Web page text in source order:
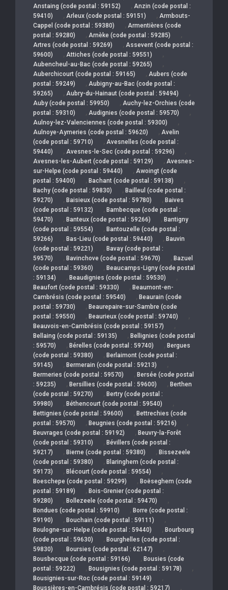
Anstaing (code postal : 59152) , Anzin (code postal :
59410)
, Arleux (code postal : 59151) , Armbouts-
Cappel (code postal : 59380)
, Armentières (code
postal : 59280)
, Arnèke (code postal : 59285) ,
Artres (code postal : 59269) , Assevent (code postal :
59600)
, Attiches (code postal : 59551) ,
Aubencheul-au-Bac (code postal : 59265) ,
Auberchicourt (code postal : 59165) , Aubers (code
postal : 59249)
, Aubigny-au-Bac (code postal :
59265)
, Aubry-du-Hainaut (code postal : 59494) ,
Auby (code postal : 59950) , Auchy-lez-Orchies (code
postal : 59310)
, Audignies (code postal : 59570) ,
Aulnoy-lez-Valenciennes (code postal : 59300) ,
Aulnoye-Aymeries (code postal : 59620) , Avelin
(code postal : 59710)
, Avesnelles (code postal :
59440)
, Avesnes-le-Sec (code postal : 59296) ,
Avesnes-les-Aubert (code postal : 59129) , Avesnes-
sur-Helpe (code postal : 59440)
, Awoingt (code
postal : 59400)
, Bachant (code postal : 59138) ,
Bachy (code postal : 59830) , Bailleul (code postal :
59270)
, Baisieux (code postal : 59780) , Baives
(code postal : 59132)
, Bambecque (code postal :
59470)
, Banteux (code postal : 59266) , Bantigny
(code postal : 59554)
, Bantouzelle (code postal :
59266)
, Bas-Lieu (code postal : 59440) , Bauvin
(code postal : 59221)
, Bavay (code postal :
59570)
, Bavinchove (code postal : 59670) , Bazuel
(code postal : 59360)
, Beaucamps-Ligny (code postal
: 59134)
, Beaudignies (code postal : 59530) ,
Beaufort (code postal : 59330) , Beaumont-en-
Cambrésis (code postal : 59540)
, Beaurain (code
postal : 59730)
, Beaurepaire-sur-Sambre (code
postal : 59550)
, Beaurieux (code postal : 59740) ,
Beauvois-en-Cambrésis (code postal : 59157) ,
Bellaing (code postal : 59135) , Bellignies (code postal
: 59570)
, Bérelles (code postal : 59740) , Bergues
(code postal : 59380)
, Berlaimont (code postal :
59145)
, Bermerain (code postal : 59213) ,
Bermeries (code postal : 59570) , Bersée (code postal
: 59235)
, Bersillies (code postal : 59600) , Berthen
(code postal : 59270)
, Bertry (code postal :
59980)
, Béthencourt (code postal : 59540) ,
Bettignies (code postal : 59600) , Bettrechies (code
postal : 59570)
, Beugnies (code postal : 59216) ,
Beuvrages (code postal : 59192) , Beuvry-la-Forêt
(code postal : 59310)
, Bévillers (code postal :
59217)
, Bierne (code postal : 59380) , Bissezeele
(code postal : 59380)
, Blaringhem (code postal :
59173)
, Blécourt (code postal : 59554) ,
Boeschepe (code postal : 59299) , Boëseghem (code
postal : 59189)
, Bois-Grenier (code postal :
59280)
, Bollezeele (code postal : 59470) ,
Bondues (code postal : 59910) , Borre (code postal :
59190)
, Bouchain (code postal : 59111) ,
Boulogne-sur-Helpe (code postal : 59440) , Bourbourg
(code postal : 59630)
, Bourghelles (code postal :
59830)
, Boursies (code postal : 62147) ,
Bousbecque (code postal : 59166) , Bousies (code
postal : 59222)
, Bousignies (code postal : 59178) ,
Bousignies-sur-Roc (code postal : 59149) ,
Boussières-en-Cambrésis (code postal : 59217) ,